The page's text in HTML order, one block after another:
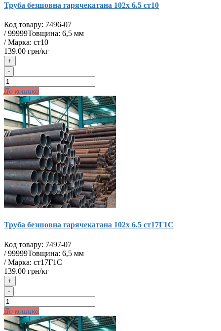
Труба безшовна гарячекатана 102х 6.5 ст10
Код товару: 7496-07
/99999Товщина: 6,5 мм
/ Марка: ст10
139.00 грн/кг
+
-
До кошика
Труба безшовна гарячекатана 102х 6.5 ст17Г1С
Код товару: 7497-07
/99999Товщина: 6,5 мм
/ Марка: ст17Г1С
139.00 грн/кг
+
-
До кошика